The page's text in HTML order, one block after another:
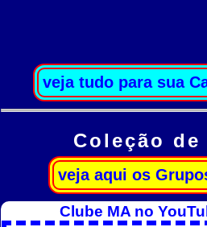
Coleção de
Clube MA no